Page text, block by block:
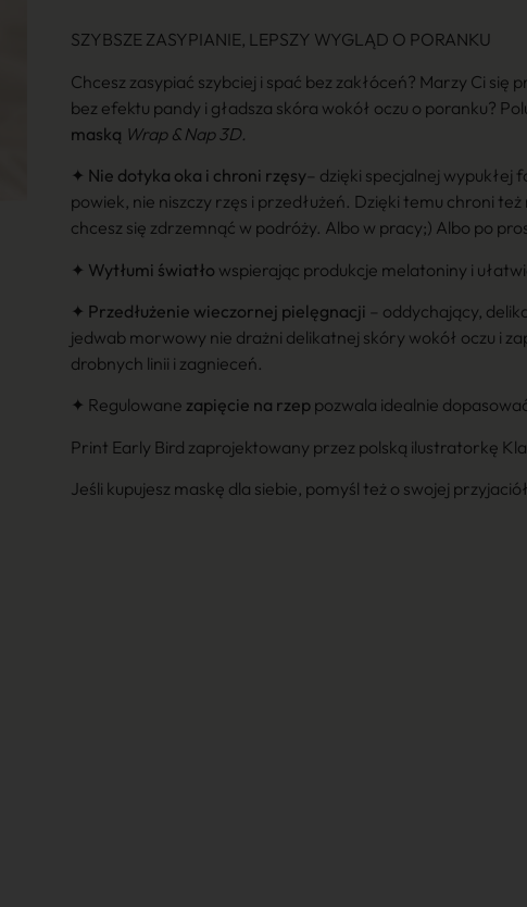
SZYBSZE ZASYPIANIE, LEPSZY WYGLĄD O PORANKU
Chcesz zasypiać szybciej i spać bez zakłóceń? Marzy Ci się
bez efektu pandy i gładsza skóra wokół oczu o poranku?
maską Wrap & Nap 3D.
✦ Nie dotyka oka i chroni rzęsy – dzięki specjalnej
powiek, nie niszczy rzęs i przedłużeń. Dzięki temu chroni
chcesz się zdrzemnąć w podróży. Albo w pracy;) Albo po
✦ Wytłumi światło wspierając produkcje melatoniny i
✦ Przedłużenie wieczornej pielęgnacji
– oddychający,
jedwab morwowy nie drażni delikatnej skóry wokół oczu i
drobnych linii i zagnieceń.
✦ Regulowane zapięcie na rzep pozwala idealnie
Print Early Bird zaprojektowany przez polską ilustratorkę
Jeśli kupujesz maskę dla siebie, pomyśl też o swojej